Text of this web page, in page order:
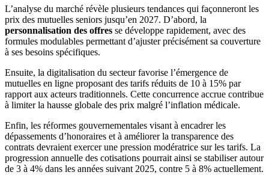
L’analyse du marché révèle plusieurs tendances qui façonneront les
prix des mutuelles seniors jusqu’en 2027. D’abord, la
personnalisation des offres se développe rapidement, avec des
formules modulables permettant d’ajuster précisément sa couverture
à ses besoins spécifiques.
Ensuite, la digitalisation du secteur favorise l’émergence de
mutuelles en ligne proposant des tarifs réduits de 10 à 15% par
rapport aux acteurs traditionnels. Cette concurrence accrue contribue
à limiter la hausse globale des prix malgré l’inflation médicale.
Enfin, les réformes gouvernementales visant à encadrer les
dépassements d’honoraires et à améliorer la transparence des
contrats devraient exercer une pression modératrice sur les tarifs. La
progression annuelle des cotisations pourrait ainsi se stabiliser autour
de 3 à 4% dans les années suivant 2025, contre 5 à 8% actuellement.